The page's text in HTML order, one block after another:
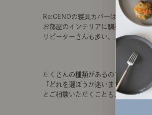
Re:CENOの寝具カバーは
お部屋のインテリアに馴染みやすく
リピーターさんも多い、人気アイテ
たくさんの種類があるので
「どれを選ぼうか迷います...！」
とご相談いただくことも、しばしば